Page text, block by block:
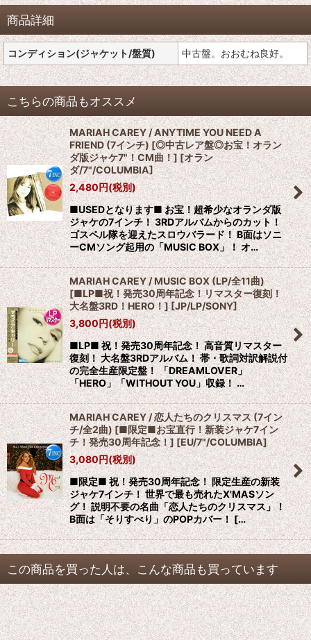
商品詳細
コンディション(ジャケット/盤質) 中古盤。おおむね良好。
こちらの商品もオススメ
MARIAH CAREY / ANYTIME YOU NEED A
FRIEND (7インチ) [◎中古レア盤◎お宝！オラン
ダ版ジャケ7"！CM曲！][オラン
ダ/7"/COLUMBIA]
2,480円(税別)
■USEDとなります■ お宝！超希少なオランダ版
ジャケの7インチ！ 3RDアルバムからのカット！
ゴスペル隊を迎えたスロウバラード！ B面はソニ
ーCMソング起用の「MUSIC BOX」！ オ…
MARIAH CAREY / MUSIC BOX (LP/全11曲)
[■LP■祝！発売30周年記念！リマスター復刻！
大名盤3RD！HERO！] [JP/LP/SONY]
3,800円(税別)
■LP■ 祝！発売30周年記念！ 高音質リマスター
復刻！ 大名盤3RDアルバム！ 帯・歌詞対訳解説付
の完全生産限定盤！ 「DREAMLOVER」
「HERO」「WITHOUT YOU」収録！ …
MARIAH CAREY / 恋人たちのクリスマス (7イン
チ/全2曲) [■限定■お宝直行！新装ジャケ7イン
チ！発売30周年記念！] [EU/7"/COLUMBIA]
3,080円(税別)
■限定■ 祝！発売30周年記念！ 限定生産の新装
ジャケ7インチ！ 世界で最も売れたX'MASソン
グ！ 説明不要の名曲「恋人たちのクリスマス」！
B面は「そりすべり」のPOPカバー！ […
この商品を買った人は、こんな商品も買っています